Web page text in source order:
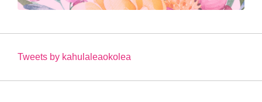
Tweets by kahulaleaokolea